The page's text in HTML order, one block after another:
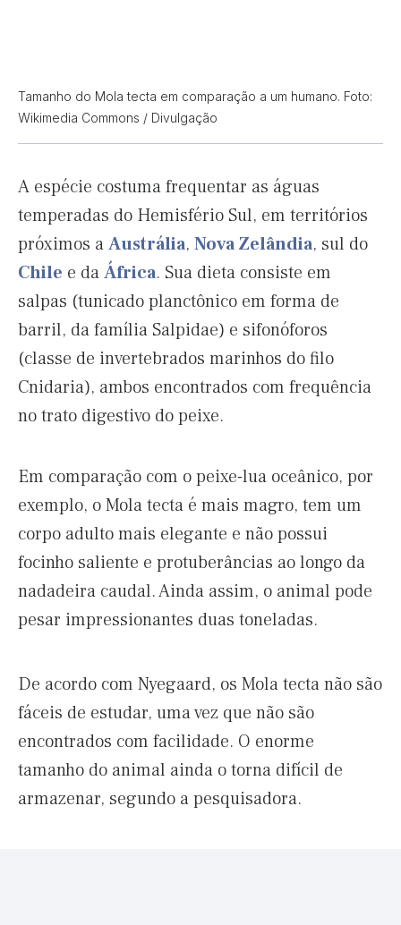
Tamanho do Mola tecta em comparação a um humano. Foto:
Wikimedia Commons / Divulgação
A espécie costuma frequentar as águas
temperadas do Hemisfério Sul, em territórios
próximos aAustrália, Nova Zelândia, sul do
Chile e daÁfrica. Sua dieta consiste em
salpas (tunicado planctônico em forma de
barril, da família Salpidae) e sifonóforos
(classe de invertebrados marinhos do filo
Cnidaria), ambos encontrados com frequência
no trato digestivo do peixe.
Em comparação com o peixe-lua oceânico, por
exemplo, o Mola tecta é mais magro, tem um
corpo adulto mais elegante e não possui
focinho saliente e protuberâncias ao longo da
nadadeira caudal. Ainda assim, o animal pode
pesar impressionantes duas toneladas.
De acordo com Nyegaard, os Mola tecta não são
fáceis de estudar, uma vez que não são
encontrados com facilidade. O enorme
tamanho do animal ainda o torna difícil de
armazenar, segundo a pesquisadora.